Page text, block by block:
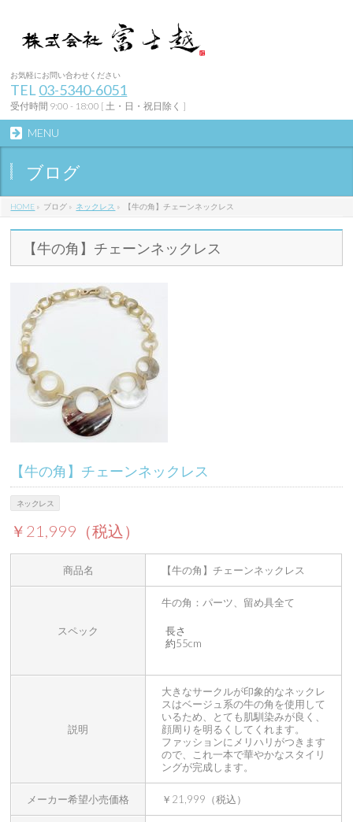
お気軽にお問い合わせください
TEL 03-5340-6051
受付時間 9:00 - 18:00 [ 土・日・祝日除く ]
MENU
ブログ
HOME » ブログ » ネックレス » 【牛の角】チェーンネックレス
【牛の角】チェーンネックレス
【牛の角】チェーンネックレス
ネックレス
￥21,999（税込）
商品名 【牛の角】チェーンネックレス
スペック
牛の角：パーツ、留め具全て
長さ
約55cm
説明
大きなサークルが印象的なネックレ
スはベージュ系の牛の角を使用して
いるため、とても肌馴染みが良く、
顔周りを明るくしてくれます。
ファッションにメリハリがつきます
ので、これ一本で華やかなスタイリ
ングが完成します。
メーカー希望小売価格 ￥21,999（税込）